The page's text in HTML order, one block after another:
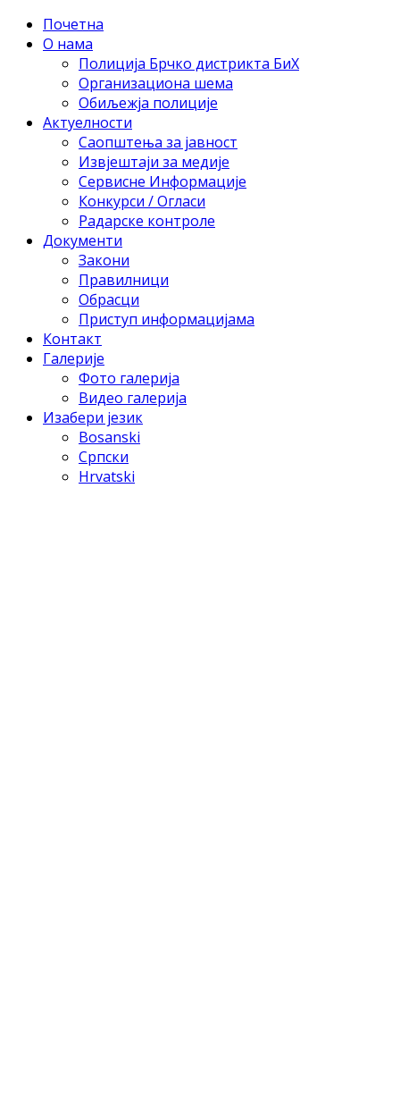
Почетна
О нама
Полиција Брчко дистрикта БиХ
Организациона шема
Обиљежја полиције
Актуелности
Саопштења за јавност
Извјештаји за медије
Сервисне Информације
Конкурси / Огласи
Радарске контроле
Документи
Закони
Правилници
Обрасци
Приступ информацијама
Контакт
Галерије
Фото галерија
Видео галерија
Изабери језик
Bosanski
Српски
Hrvatski